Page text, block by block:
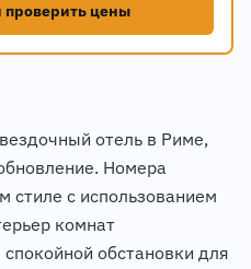
проверить цены
отель в Риме,
Номера
стиле с использованием
комнат
обстановки для